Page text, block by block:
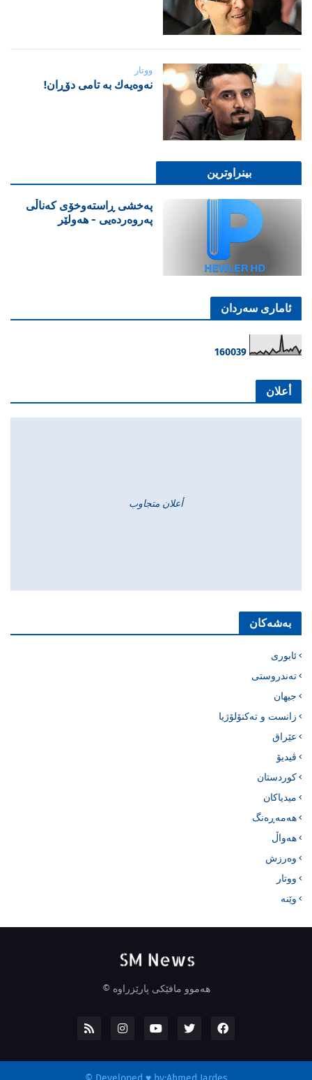
ووتار
نه‌وه‌یه‌ك به‌ تامی دۆڕان!
بینراوترین
پەخشی ڕاستەوخۆی کەناڵی
پەروەردەیی - هەولێر
ئاماری سەردان
160039
أعلان
أعلان متجاوب
بەشەکان
ئابوری
تەندروستی
جیهان
زانست و تەکنۆلۆژیا
عێراق
ڤیدیۆ
کوردستان
میدیاکان
هەمەڕەنگ
هەواڵ
وەرزش
ووتار
وێنە
هەموو مافێکی پارێزراوە ©